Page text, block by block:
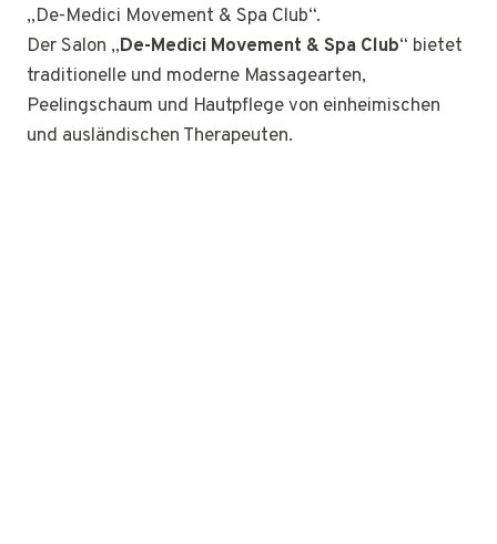
„De-Medici Movement & Spa Club“.
Der Salon „De-Medici Movement & Spa Club“ bietet
traditionelle und moderne Massagearten,
Peelingschaum und Hautpflege von einheimischen
und ausländischen Therapeuten.